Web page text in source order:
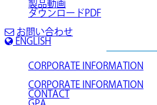
製品動画
ダウンロードPDF
お問い合わせ
ENGLISH
CORPORATE INFORMATION
CORPORATE INFORMATION
CONTACT